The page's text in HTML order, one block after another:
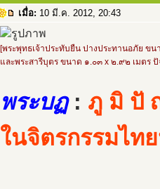
เมื่อ: 10 มี.ค. 2012, 20:43
[พระพุทธเจ้าประทับยืน ปางประทานอภัย ข
และพระสารีบุตร ขนาด ๑.๐๓ x ๒.๙๒ เมต
พระบฏ : ภู มิ ปั
ในจิตรกรรมไท